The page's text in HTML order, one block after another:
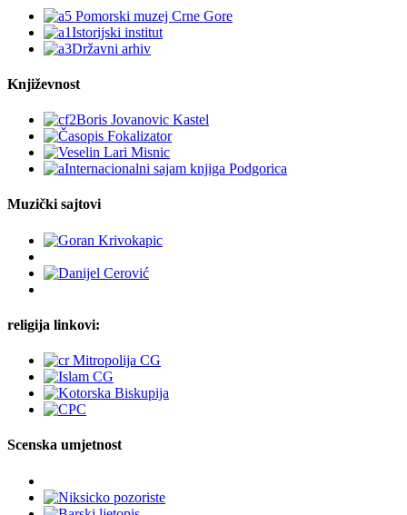
Književnost
Muzički sajtovi
religija linkovi:
Scenska umjetnost